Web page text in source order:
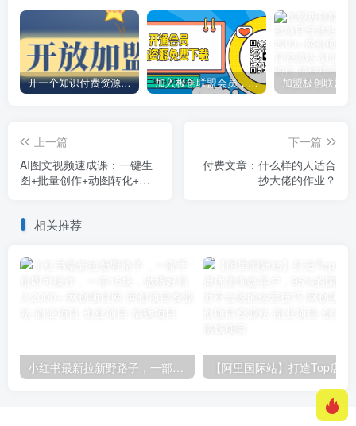
开一个知识付费资源网站，小白也能日入1000+ 加入极创联盟会员，全站资源免费学习。
上一篇
AI图文视频速成课：一键生
图+批量创作+动图转化+配
下一篇
付费文章：什么样的人适合
抄大佬的作业？
相关推荐
小红书最新拉新野路子，一部手机即可操作，一单15块，做得好日入2000+